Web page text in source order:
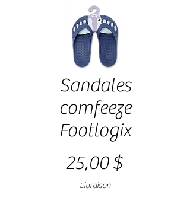
Sandales
comfeeze
Footlogix
25,00 $Prix
Livraison